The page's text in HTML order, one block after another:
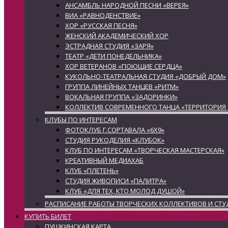
АНСАМБЛЬ НАРОДНОЙ ПЕСНИ «ВЕРЕЯ»
ВИА «РАВНОДЕНСТВИЕ»
ХОР «РУССКАЯ ПЕСНЯ»
ЖЕНСКИЙ АКАДЕМИЧЕСКИЙ ХОР
ЭСТРАДНАЯ СТУДИЯ «ЗАРЯ»
ТЕАТР «ДЕТИ ПОНЕДЕЛЬНИКА»
ХОР ВЕТЕРАНОВ «ПОЮЩИЕ СЕРДЦА»
КУКОЛЬНО-ТЕАТРАЛЬНАЯ СТУДИЯ «ДОБРЫЙ ДОМ»
ГРУППА ЛИНЕЙНЫХ ТАНЦЕВ «РИТМ»
ВОКАЛЬНАЯ ГРУППА «ЗАДОРИНКИ»
КОЛЛЕКТИВ СОВРЕМЕННОГО ТАНЦА
КЛУБЫ ПО ИНТЕРЕСАМ
ФОТОКЛУБ Г.СОРТАВАЛА «6Х9»
СТУДИЯ РУКОДЕЛИЯ «КЛУБОК»
КЛУБ ПО ИНТЕРЕСАМ «ТВОРЧЕСКАЯ МАСТЕРСКАЯ»
КРЕАТИВНЫЙ МЕДИАХАБ
КЛУБ «ПЛЕТЕНЬ»
СТУДИЯ ЖИВОПИСИ «ПАЛИТРА»
КЛУБ «ДЛЯ ТЕХ, КТО МОЛОД ДУШОЙ»
РАСПИСАНИЕ РАБОТЫ ТВОРЧЕСКИХ КОЛЛЕКТИВОВ И
КУПИТЬ БИЛЕТ